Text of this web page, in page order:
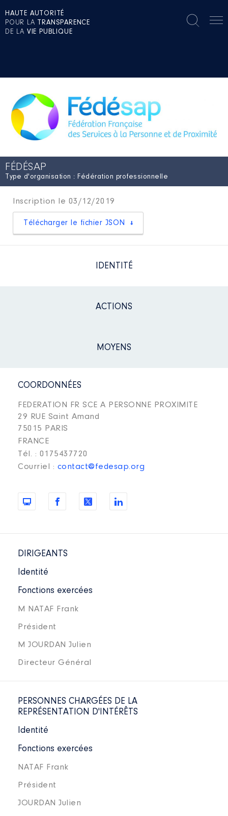
HAUTE AUTORITÉ
POUR LA TRANSPARENCE
DE LA VIE PUBLIQUE
FÉDÉSAP
Type d'organisation : Fédération professionnelle
Inscription le 03/12/2019
Télécharger le fichier JSON
IDENTITÉ
ACTIONS
MOYENS
COORDONNÉES
FEDERATION FR SCE A PERSONNE PROXIMITE
29 RUE Saint Amand
75015 PARIS
FRANCE
Tél. : 0175437720
Courriel : contact@fedesap.org
DIRIGEANTS
Identité
Fonctions exercées
M NATAF Frank
Président
M JOURDAN Julien
Directeur Général
PERSONNES CHARGÉES DE LA
REPRÉSENTATION D'INTÉRÊTS
Identité
Fonctions exercées
NATAF Frank
Président
JOURDAN Julien